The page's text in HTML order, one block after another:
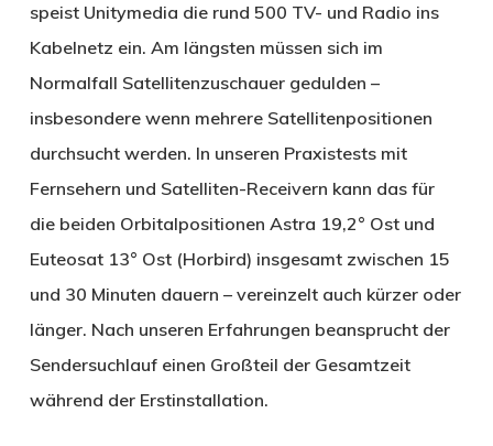
speist Unitymedia die rund 500 TV- und Radio ins
Kabelnetz ein. Am längsten müssen sich im
Normalfall Satellitenzuschauer gedulden –
insbesondere wenn mehrere Satellitenpositionen
durchsucht werden. In unseren Praxistests mit
Fernsehern und Satelliten-Receivern kann das für
die beiden Orbitalpositionen Astra 19,2° Ost und
Euteosat 13° Ost (Horbird) insgesamt zwischen 15
und 30 Minuten dauern – vereinzelt auch kürzer oder
länger. Nach unseren Erfahrungen beansprucht der
Sendersuchlauf einen Großteil der Gesamtzeit
während der Erstinstallation.